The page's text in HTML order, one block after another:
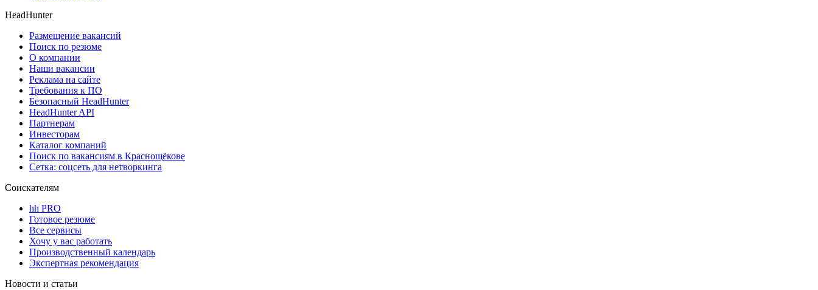
HeadHunter
Размещение вакансий
Поиск по резюме
О компании
Наши вакансии
Реклама на сайте
Требования к ПО
Безопасный HeadHunter
HeadHunter API
Партнерам
Инвесторам
Каталог компаний
Поиск по вакансиям в Краснощёкове
Сетка: соцсеть для нетворкинга
Соискателям
hh PRO
Готовое резюме
Все сервисы
Хочу у вас работать
Производственный календарь
Экспертная рекомендация
Новости и статьи